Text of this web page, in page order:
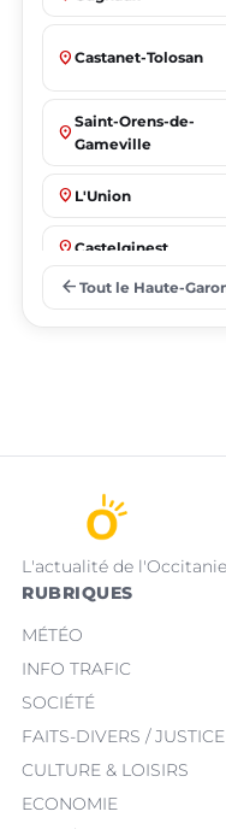
place Castanet-Tolosan
place
Saint-Orens-de-
Gameville
place L'Union
place Castelginest
place Villeneuve-
arrow_back Tout le Haute-
L'actualité de
RUBRIQUES
MÉTÉO
INFO TRAFIC
SOCIÉTÉ
FAITS-DIVERS / JUSTICE
CULTURE & LOISIRS
ECONOMIE